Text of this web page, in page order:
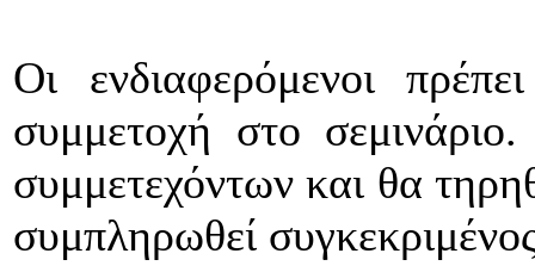
Οι ενδιαφερόμενοι
συμμετοχή στο
συμμετεχόντων και θα
συμπληρωθεί